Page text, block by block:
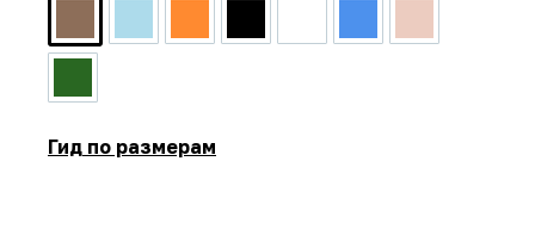
Гид по размерам